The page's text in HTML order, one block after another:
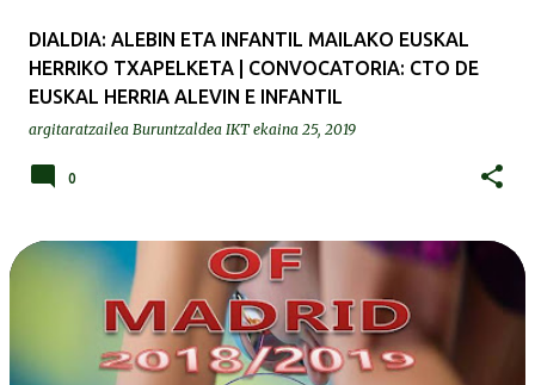
DIALDIA: ALEBIN ETA INFANTIL MAILAKO EUSKAL
HERRIKO TXAPELKETA | CONVOCATORIA: CTO DE
EUSKAL HERRIA ALEVIN E INFANTIL
argitaratzailea Buruntzaldea IKT ekaina 25, 2019
0